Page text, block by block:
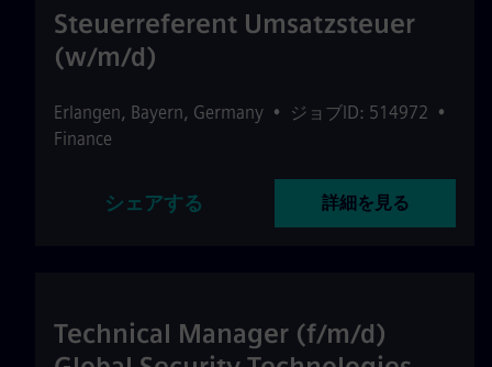
Steuerreferent Umsatzsteuer
(w/m/d)
Erlangen, Bayern, Germany • ジョブID: 514972 •
Finance
シェアする 詳細を見る
Technical Manager (f/m/d)